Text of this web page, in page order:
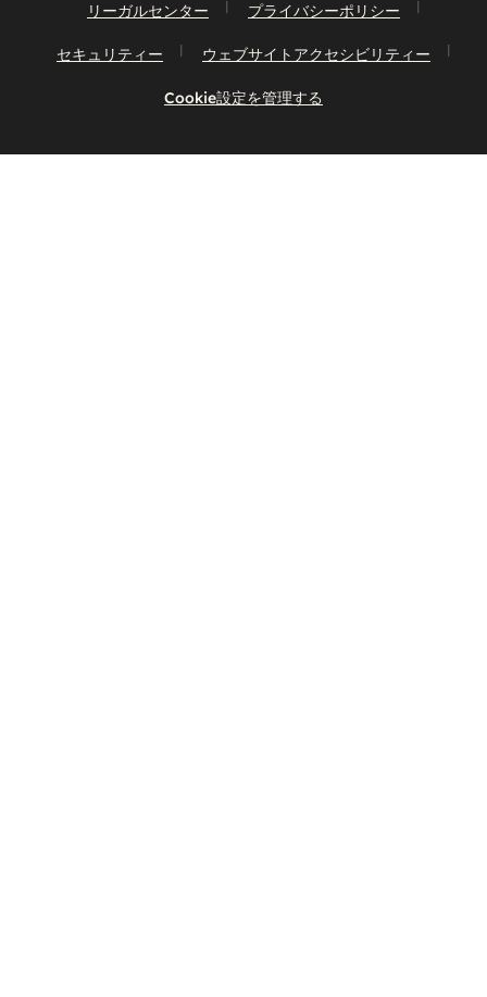
リーガルセンター プライバシーポリシー
セキュリティー ウェブサイトアクセシビリティー
Cookie設定を管理する